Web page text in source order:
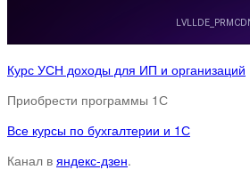
Курс УСН доходы для ИП и организаций
Приобрести программы 1С
Все курсы по бухгалтерии и 1С
Канал в яндекс-дзен.